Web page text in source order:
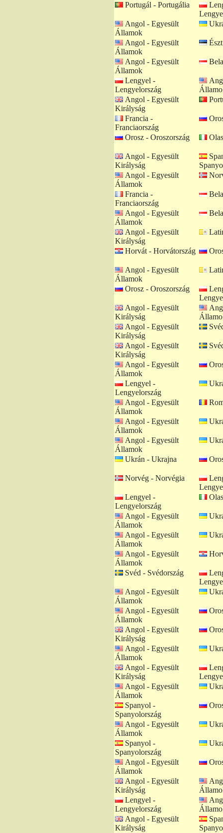
Portugál - Portugália
Angol - Egyesült
Államok
Angol - Egyesült
Államok
Angol - Egyesült
Államok
Lengyel -
Lengyelország
Angol - Egyesült
Királyság
Francia -
Franciaország
Orosz - Oroszország
Angol - Egyesült
Királyság
Angol - Egyesült
Államok
Francia -
Franciaország
Angol - Egyesült
Államok
Angol - Egyesült
Királyság
Horvát - Horvátország
Angol - Egyesült
Államok
Orosz - Oroszország
Angol - Egyesült
Királyság
Angol - Egyesült
Királyság
Angol - Egyesült
Királyság
Angol - Egyesült
Államok
Lengyel -
Lengyelország
Angol - Egyesült
Államok
Angol - Egyesült
Államok
Angol - Egyesült
Államok
Ukrán - Ukrajna
Norvég - Norvégia
Lengyel -
Lengyelország
Angol - Egyesült
Államok
Angol - Egyesült
Államok
Angol - Egyesült
Államok
Svéd - Svédország
Angol - Egyesült
Államok
Angol - Egyesült
Államok
Angol - Egyesült
Királyság
Angol - Egyesült
Államok
Angol - Egyesült
Királyság
Angol - Egyesült
Államok
Spanyol -
Spanyolország
Angol - Egyesült
Államok
Spanyol -
Spanyolország
Angol - Egyesült
Államok
Angol - Egyesült
Királyság
Lengyel -
Lengyelország
Angol - Egyesült
Királyság